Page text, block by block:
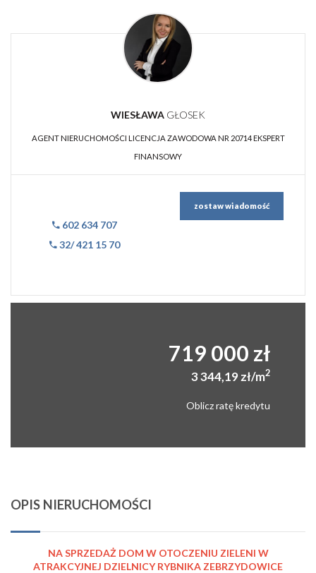
WIESŁAWA GŁOSEK
AGENT NIERUCHOMOŚCI LICENCJA ZAWODOWA NR 20714 EKSPERT
FINANSOWY
602 634 707
32/ 421 15 70
zostaw wiadomość
719 000 zł
3 344,19 zł/m2
Oblicz ratę kredytu
OPIS NIERUCHOMOŚCI
NA SPRZEDAŻ DOM W OTOCZENIU ZIELENI W
ATRAKCYJNEJ DZIELNICY RYBNIKA ZEBRZYDOWICE